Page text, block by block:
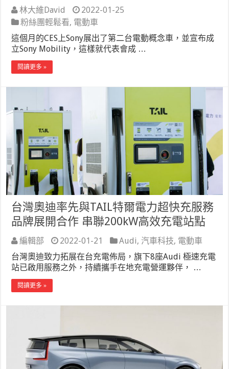
林大維David
2022-01-25
粉絲團輕鬆看, 電動車
這個月的CES上Sony展出了第二台電動概念車，並宣布成
立Sony Mobility，這樣就代表會成 …
閱讀更多 »
台灣奧迪率先與TAIL特爾電力超快充服務
品牌展開合作 串聯200kW高效充電站點
編輯部 2022-01-21 Audi, 汽車科技, 電動車
台灣奧迪致力拓展在台充電佈局，旗下8座Audi 極速充電
站已啟用服務之外，持續攜手在地充電營運夥伴， …
閱讀更多 »